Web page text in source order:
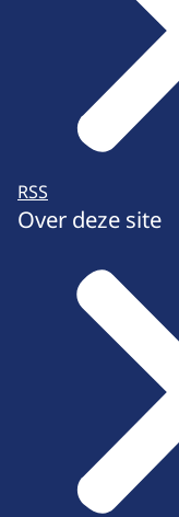
RSS
Over deze site